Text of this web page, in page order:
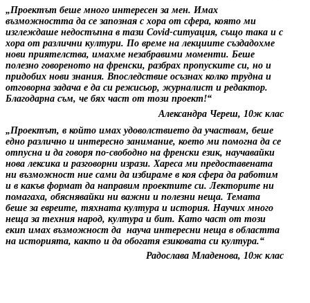
„Проектът беше много интересен за мен. Имах
възможността да се запозная с хора от сфера, която ми
изглеждаше недостъпна в тази Covid-ситуация, също така и с
хора от различни култури. По време на лекциите създадохме
нови приятелства, имахме незабравими моменти. Беше
полезно говореното на френски, разбрах пропуските си, но и
придобих нови знания. Впоследствие осъзнах колко трудна и
отговорна задача е да си режисьор, журналист и редактор.
Благодарна съм, че бях част от този проект!“
Александра Череш, 10ж клас
„Проектът, в който имах удоволствието да участвам, беше
едно различно и интересно занимание, което ми помогна да се
отпусна и да говоря по-свободно на френски език, научавайки
нова лексика и разговорни изрази. Хареса ми предоставената
ни възможност ние сами да избираме в коя сфера да работим
и в какъв формат да направим проектите си. Лекторите ни
помагаха, обяснявайки ни важни и полезни неща. Темата
беше за евреите, тяхната култура и история. Научих много
неща за техния народ, култура и бит. Като част от този
екип имах възможност да науча интересни неща в областта
на историята, както и да обогатя езиковата си култура.“
Радослава Младенова, 10ж клас